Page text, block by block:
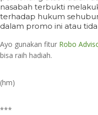
nasabah terbukti
terhadap hukum
dalam promo ini atau
Ayo gunakan fitur Robo
bisa raih hadiah.
(hm)
***